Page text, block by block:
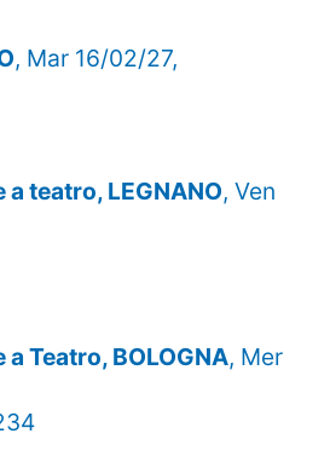
, Mar 16/02/27,
a teatro, LEGNANO, Ven
Teatro, BOLOGNA, Mer